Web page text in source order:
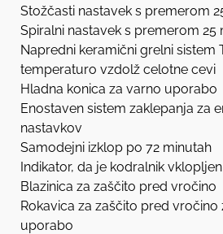
Stožčasti nastavek s premerom
Spiralni nastavek s premerom 25
Napredni keramični grelni sistem
temperaturo vzdolž celotne cevi
Hladna konica za varno uporabo
Enostaven sistem zaklepanja za
nastavkov
Samodejni izklop po 72 minutah
Indikator, da je kodralnik vklopljen
Blazinica za zaščito pred vročino
Rokavica za zaščito pred vročino
uporabo